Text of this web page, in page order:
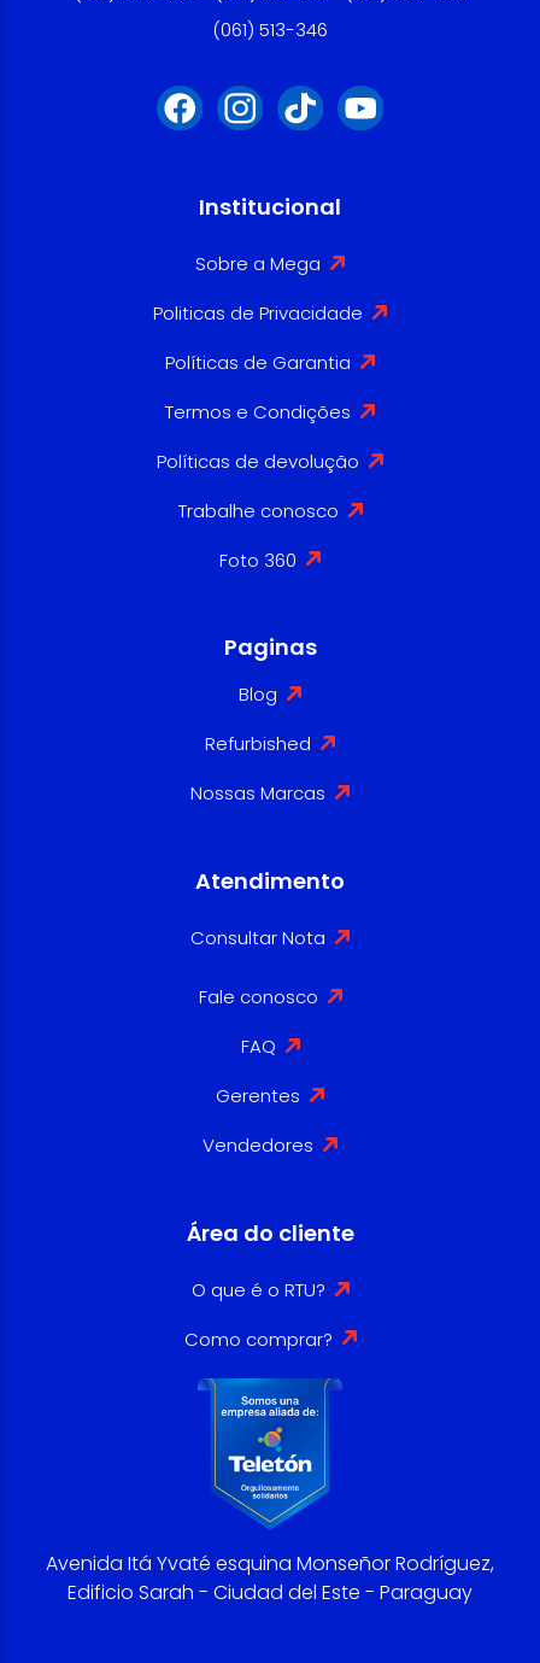
(061) 513-346
Institucional
Sobre a Mega
Politicas de Privacidade
Políticas de Garantia
Termos e Condições
Políticas de devolução
Trabalhe conosco
Foto 360
Paginas
Blog
Refurbished
Nossas Marcas
Atendimento
Consultar Nota
Fale conosco
FAQ
Gerentes
Vendedores
Área do cliente
O que é o RTU?
Como comprar?
Avenida Itá Yvaté esquina Monseñor Rodríguez,
Edificio Sarah - Ciudad del Este - Paraguay